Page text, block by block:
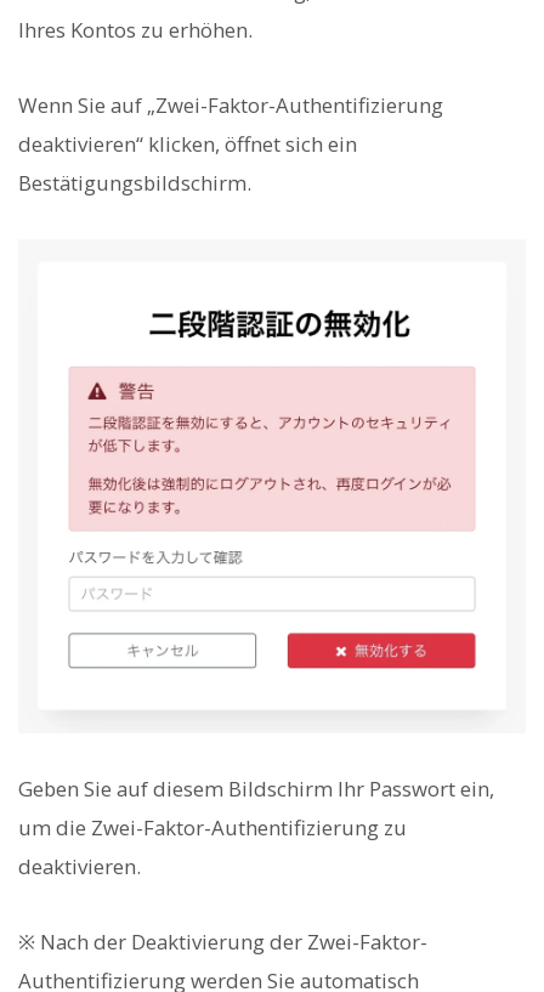
Ihres Kontos zu erhöhen.
Wenn Sie auf „Zwei-Faktor-Authentifizierung
deaktivieren“ klicken, öffnet sich ein
Bestätigungsbildschirm.
Geben Sie auf diesem Bildschirm Ihr Passwort ein,
um die Zwei-Faktor-Authentifizierung zu
deaktivieren.
※ Nach der Deaktivierung der Zwei-Faktor-
Authentifizierung werden Sie automatisch